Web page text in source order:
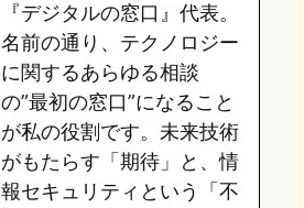
o
n
k
o
o
k
a
『デジタルの窓口』代表。
名前の通り、テクノロジー
に関するあらゆる相談
の”最初の窓口”になること
が私の役割です。未来技術
がもたらす「期待」と、情
報セキュリティという「不